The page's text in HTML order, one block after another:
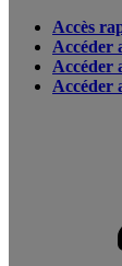
Accès
Accéder
Accéder
Accéder